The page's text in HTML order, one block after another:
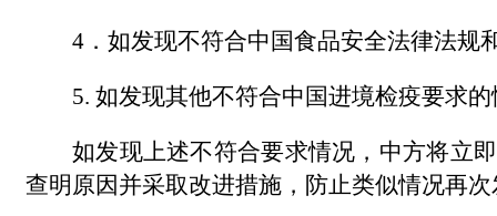
4．如发现不符合中国食品安全法律法规
5. 如发现其他不符合中国进境检疫要求
如发现上述不符合要求情况，中方将立
查明原因并采取改进措施，防止类似情况再